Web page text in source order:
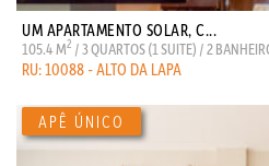
UM APARTAMENTO SOLAR, C...
105.4 M2 / 3 QUARTOS (1 SUITE) / 2
RU: 10088 - ALTO DA LAPA